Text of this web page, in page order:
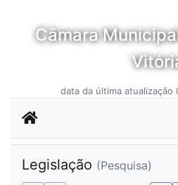
Câmara
data da última
Legislação (Pesquisa)